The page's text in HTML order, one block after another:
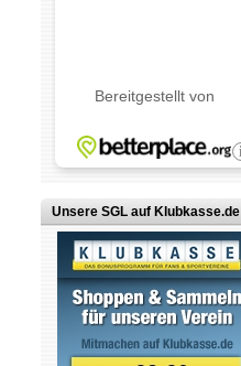
Unsere SGL auf Klubkasse.de